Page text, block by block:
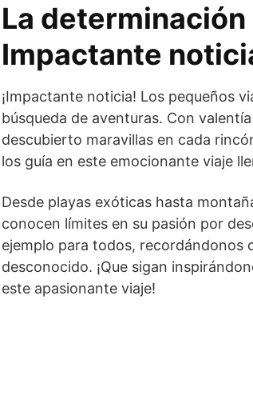
La
Impactante
¡Impactante noticia! Los pequeños
búsqueda de aventuras. Con
descubierto maravillas en cada
los guía en este emocionante viaje
Desde playas exóticas hasta
conocen límites en su pasión por
ejemplo para todos, recordándonos
desconocido. ¡Que sigan
este apasionante viaje!